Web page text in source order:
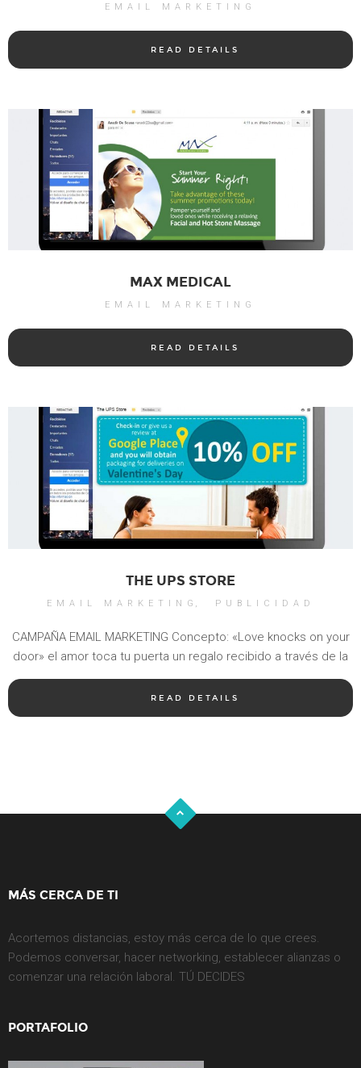
EMAIL MARKETING
READ DETAILS
MAX MEDICAL
EMAIL MARKETING
READ DETAILS
THE UPS STORE
EMAIL MARKETING PUBLICIDAD
CAMPAÑA EMAIL MARKETING Concepto: «Love knocks on your
door» el amor toca tu puerta un regalo recibido a través de la
READ DETAILS
MÁS CERCA DE TI
Acortemos distancias, estoy más cerca de lo que crees.
Podemos conversar, hacer networking, establecer alianzas o
comenzar una relación laboral. TÚ DECIDES
PORTAFOLIO